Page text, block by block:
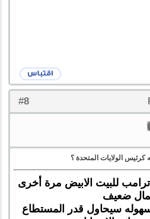
#
8
الولايات المتحدة ؟
للبيت الابيض مرة أخرى
ضعيف
سيحاول قدر المستطاع